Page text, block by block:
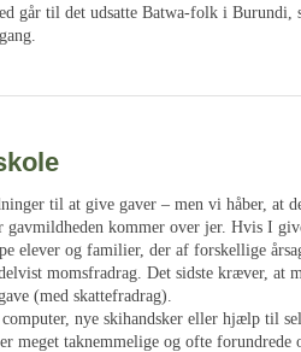
går til det udsatte Batwa-folk i
til at give gaver – men vi håber, at
gavmildheden kommer over jer. Hvis I
elever og familier, der af forskellige
momsfradrag. Det sidste kræver, at
(med skattefradrag).
nye skihandsker eller hjælp til
meget taknemmelige og ofte forundrede